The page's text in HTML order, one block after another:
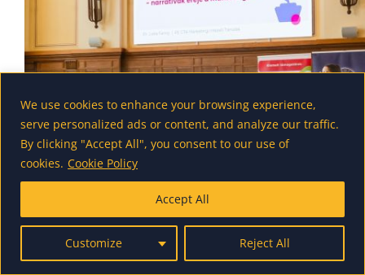
We use cookies to enhance your browsing experience,
serve personalized ads or content, and analyze our traffic.
By clicking "Accept All", you consent to our use of
cookies. Cookie Policy
Customize Reject All
Accept All